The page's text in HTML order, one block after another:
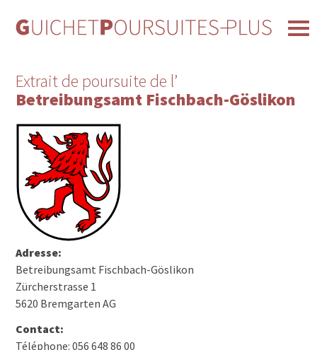
Extrait de poursuite de l’
Betreibungsamt Fischbach-Göslikon
Adresse:
Betreibungsamt Fischbach-Göslikon
Zürcherstrasse 1
5620 Bremgarten AG
Contact:
Téléphone: 056 648 86 00